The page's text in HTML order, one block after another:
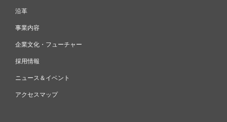
沿革
事業内容
企業文化・フューチャー
採用情報
ニュース＆イベント
アクセスマップ